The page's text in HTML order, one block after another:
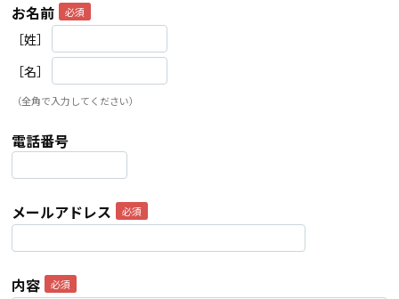
お名前
［姓］
［名］
（全角で入力してください）
電話番号
メールアドレス
内容